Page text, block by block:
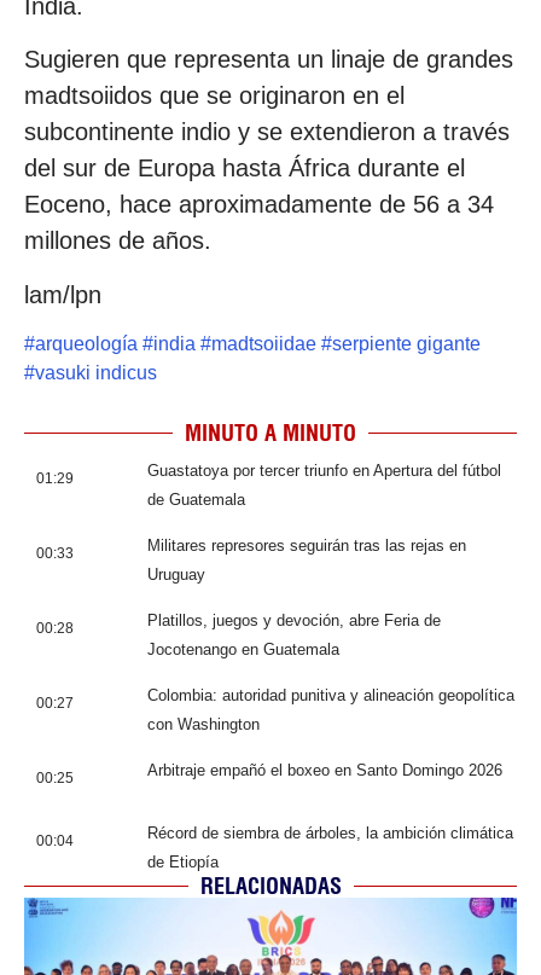
India.
Sugieren que representa un linaje de grandes
madtsoiidos que se originaron en el
subcontinente indio y se extendieron a través
del sur de Europa hasta África durante el
Eoceno, hace aproximadamente de 56 a 34
millones de años.
lam/lpn
#arqueología #india #madtsoiidae #serpiente gigante
#vasuki indicus
MINUTO A MINUTO
01:29
Guastatoya por tercer triunfo en Apertura del fútbol
de Guatemala
00:33
Militares represores seguirán tras las rejas en
Uruguay
00:28
Platillos, juegos y devoción, abre Feria de
Jocotenango en Guatemala
00:27
Colombia: autoridad punitiva y alineación geopolítica
con Washington
00:25 Arbitraje empañó el boxeo en Santo Domingo 2026
00:04
Récord de siembra de árboles, la ambición climática
de Etiopía
RELACIONADAS